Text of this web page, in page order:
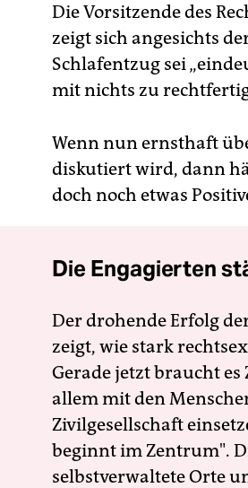
Die Vorsitzende des
zeigt sich angesichts
Schlafentzug sei
mit nichts zu
Wenn nun ernsthaft
diskutiert wird, dann
doch noch etwas
Die Engagierten
Der drohende Erfolg
zeigt, wie stark
Gerade jetzt braucht
allem mit den
Zivilgesellschaft
beginnt im Zentrum".
selbstverwaltete Orte